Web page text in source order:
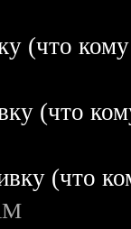
(что
(что
(что